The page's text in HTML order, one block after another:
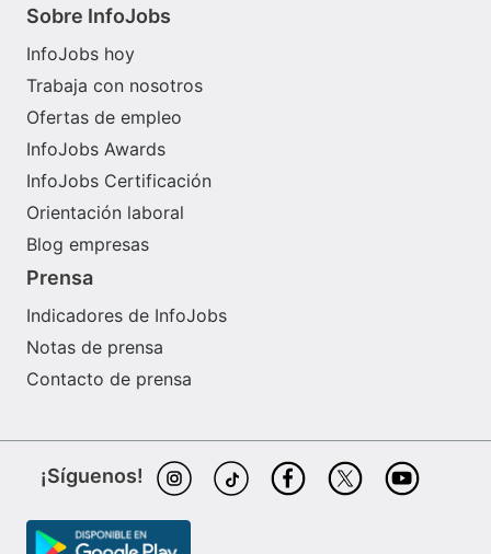
Sobre InfoJobs
InfoJobs hoy
Trabaja con nosotros
Ofertas de empleo
InfoJobs Awards
InfoJobs Certificación
Orientación laboral
Blog empresas
Prensa
Indicadores de InfoJobs
Notas de prensa
Contacto de prensa
¡Síguenos!